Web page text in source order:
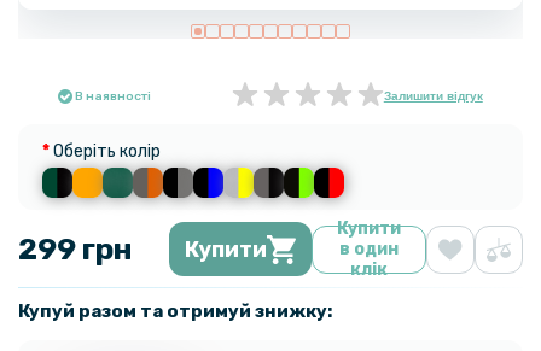
В наявності Залишити відгук
Оберіть колір
299 грн Купити
Купити
в один
клік
Купуй разом та отримуй знижку: